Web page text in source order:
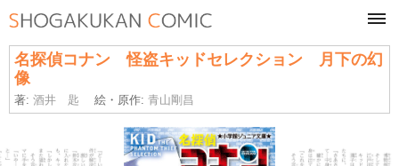
名探偵コナン 怪盗キッドセレクション 月下の幻
像
著:酒井 匙 絵・原作:青山剛昌